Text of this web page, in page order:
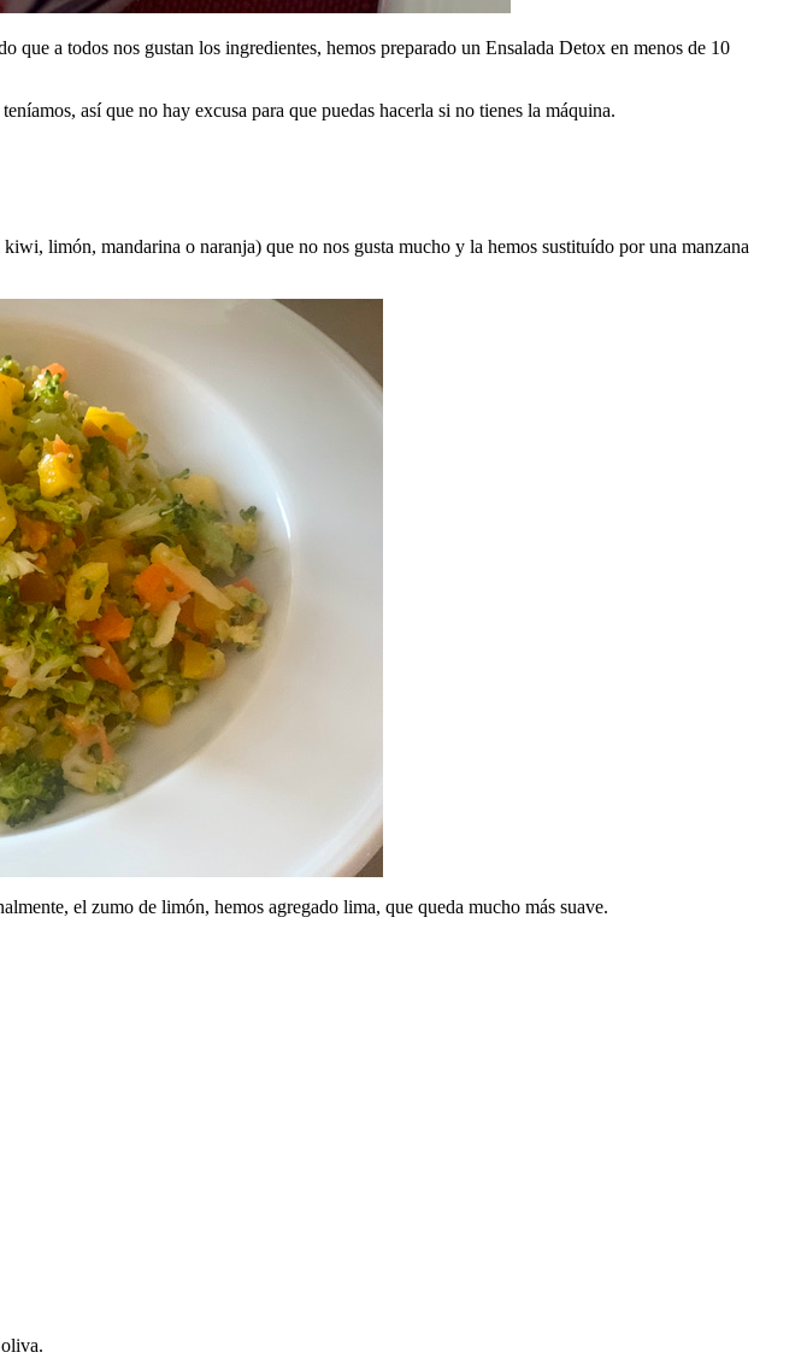
que a todos nos gustan los ingredientes, hemos preparado un Ensalada Detox en menos de 10
así que no hay excusa para que puedas hacerla si no tienes la máquina.
limón, mandarina o naranja) que no nos gusta mucho y la hemos sustituído por una manzana
el zumo de limón, hemos agregado lima, que queda mucho más suave.